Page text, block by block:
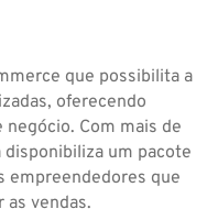
que possibilita a
oferecendo
Com mais de
disponibiliza um pacote
empreendedores que
vendas.